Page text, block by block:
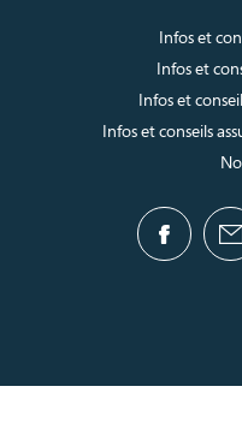
Infos et
Infos et
Infos et
Infos et conseils